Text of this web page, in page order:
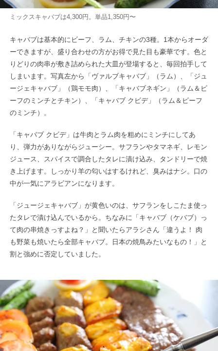
ミックスキャバブは4,300円。単品1,350円〜
キャバブは基本的にビーフ、ラム、チキンの3種。1本からオーダ
ーできますが、盛り合わせの方がお得で見た目も豪華です。色と
りどりの肉串が敷き詰められた大皿が登場すると、毎回拍手して
しまいます。写真左から「ヴァルブキャバブ」（ラム）、「ジュ
ージェキャバブ」（鶏モモ肉）、「キャバブネギン」（ラム＆ビ
ーフのミンチとチキン）、「キャバブ クビデ」（ラム＆ビーフ
のミンチ）。
「キャバブ クビデ」は牛肉とラム肉を粗めにミンチにしてあ
り、弾力がありながらジューシー。サフランやタマネギ、レモン
ジュース、スパイスで調合したタレに漬け込み、タンドリーで焼
き上げます。しっかり羊の匂いはするけれど、臭みはナシ。口の
中が一気にアラビアンになります。
「ジュージェキャバブ」が黄色いのは、サフランをしこたま使っ
たタレで漬け込んでいるから。ちなみに「キャバブ（ケバブ）っ
て肉の串焼きっすよね？」と聞いたらアラシさん「違うよ！ 肉
も野菜も焼いたら全部キャバブ。日本の焼鳥みたいなもの！」と
割と強めに否定していました。